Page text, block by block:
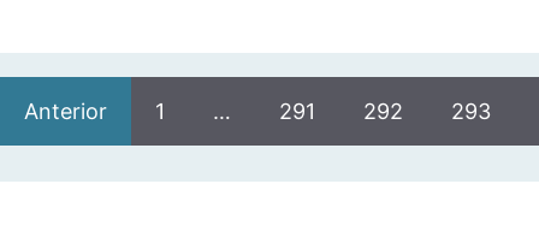
Anterior 1 … 291 292 293